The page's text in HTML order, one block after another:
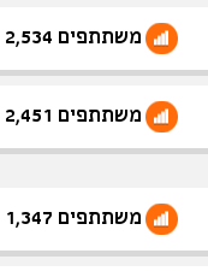
משתתפים 2,534
משתתפים 2,451
משתתפים 1,347